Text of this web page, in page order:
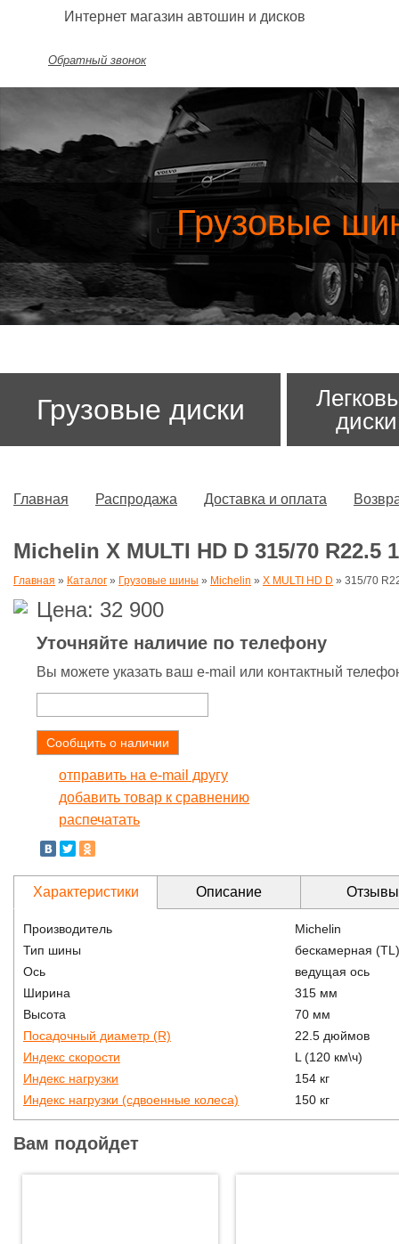
Интернет магазин автошин и дисков
Обратный звонок
Грузовые
Грузовые диски
диски
Главная Распродажа Доставка и оплата
Michelin X MULTI HD D 315/70 R22.5
Главная » Каталог » Грузовые шины » Michelin » X MULTI HD D » 315/70
Цена: 32 900
Уточняйте наличие по телефону
Вы можете указать ваш e-mail или контактный
Сообщить о наличии
отправить на e-mail другу
добавить товар к сравнению
распечатать
Характеристики Описание Отзывы
Производитель
Michelin
Тип шины
бескамерная (TL)
Ось
ведущая ось
Ширина
315 мм
Высота
70 мм
Посадочный диаметр (R)
22.5 дюймов
Индекс скорости
L (120 км\ч)
Индекс нагрузки
154 кг
Индекс нагрузки (сдвоенные колеса)
150 кг
Вам подойдет